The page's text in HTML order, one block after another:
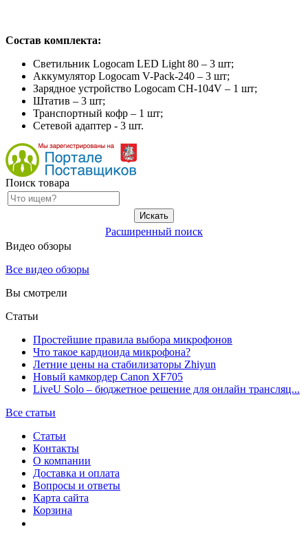
Состав комплекта:
Светильник Logocam LED Light 80 – 3 шт;
Аккумулятор Logocam V-Pack-240 – 3 шт;
Зарядное устройство Logocam CH-104V – 1 шт;
Штатив – 3 шт;
Транспортный кофр – 1 шт;
Сетевой адаптер - 3 шт.
Поиск товара
Расширенный поиск
Видео обзоры
Все видео обзоры
Вы смотрели
Статьи
Простейшие правила выбора микрофонов
Что такое кардиоида микрофона?
Летние цены на стабилизаторы Zhiyun
Новый камкордер Canon XF705
LiveU Solo – бюджетное решение для онлайн трансляц...
Все статьи
Статьи
Контакты
О компании
Доставка и оплата
Вопросы и ответы
Карта сайта
Корзина